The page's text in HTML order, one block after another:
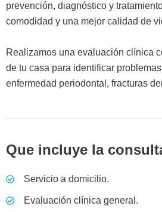
prevención, diagnóstico y
comodidad y una mejor calidad de
Realizamos una evaluación clínica
de tu casa para identificar
enfermedad periodontal, fracturas
Que incluye la
Servicio a domicilio.
Evaluación clínica general.